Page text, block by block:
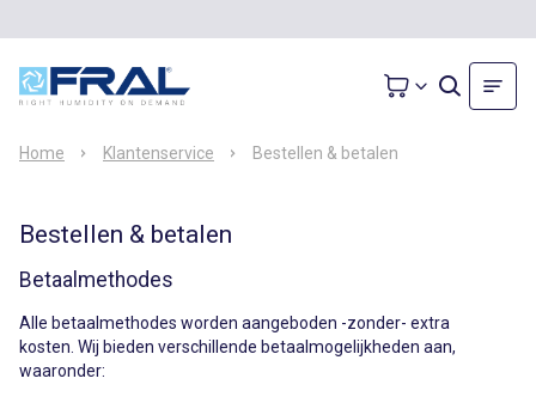
Home Klantenservice Bestellen & betalen
Bestellen & betalen
Betaalmethodes
Alle betaalmethodes worden aangeboden -zonder- extra
kosten. Wij bieden verschillende betaalmogelijkheden aan,
waaronder: